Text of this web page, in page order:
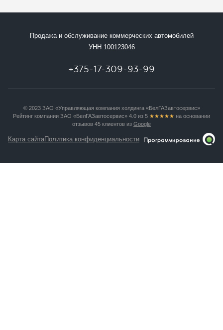
Продажа и обслуживание коммерческих автомобилей
УНН 100123046
+375-17-309-93-99
© 2023 ЗАО «Управляющая компания холдинга «БелГАЗавтосервис»
Рейтинг компании ЗАО «БелГАЗавтосервис» 4.0 из 5 ★★★★★ на основании
отзывов 45 клиентов из Google
Карта сайтаПолитика конфиденциальности